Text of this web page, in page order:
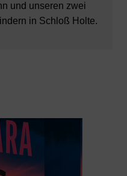
und unseren zwei
in Schloß Holte.